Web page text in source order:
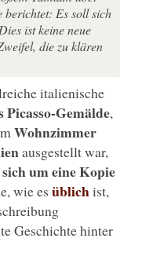
berichtet: Es soll sich
ist keine neue
die zu klären
italienische
Gemälde,
Wohnzimmer
ausgestellt war,
sich um eine Kopie
wie es üblichist,
Geschichte hinter